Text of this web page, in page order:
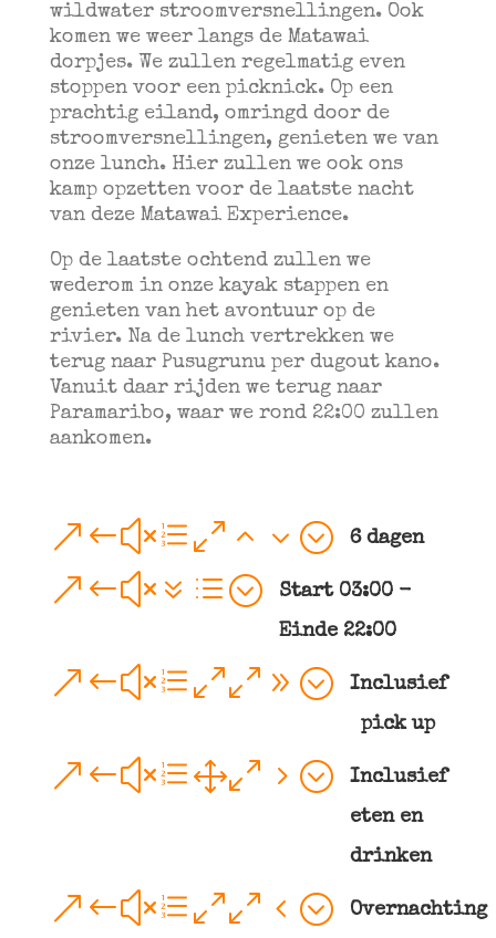
wildwater stroomversnellingen. Ook
komen we weer langs de Matawai
dorpjes. We zullen regelmatig even
stoppen voor een picknick. Op een
prachtig eiland, omringd door de
stroomversnellingen, genieten we van
onze lunch. Hier zullen we ook ons
kamp opzetten voor de laatste nacht
van deze Matawai Experience.
Op de laatste ochtend zullen we
wederom in onze kayak stappen en
genieten van het avontuur op de
rivier. Na de lunch vertrekken we
terug naar Pusugrunu per dugout kano.
Vanuit daar rijden we terug naar
Paramaribo, waar we rond 22:00 zullen
aankomen.
&#xe023; 6 dagen
&#x7d;
Start 03:00 -
Einde 22:00
&#xe009;
Inclusief
pick up
&#xe105;
Inclusief
eten en
drinken
&#xe004;
Overnachting